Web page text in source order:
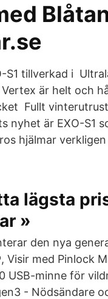
S1 tillverkad i
är helt och
Fullt
nyhet är EXO-S1
hjälmar
lägsta
»
den nya
Visir med Pinlock
USB-minne för
- Nödsändare